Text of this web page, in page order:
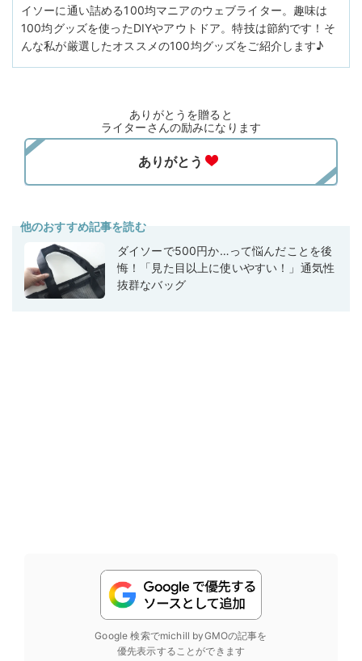
イソーに通い詰める100均マニアのウェブライター。趣味は
100均グッズを使ったDIYやアウトドア。特技は節約です！そ
んな私が厳選したオススメの100均グッズをご紹介します♪
ありがとうを贈ると
ライターさんの励みになります
他のおすすめ記事を読む
ダイソーで500円か…って悩んだことを後
悔！「見た目以上に使いやすい！」通気性
抜群なバッグ
Google 検索でmichill byGMOの記事を
優先表示することができます